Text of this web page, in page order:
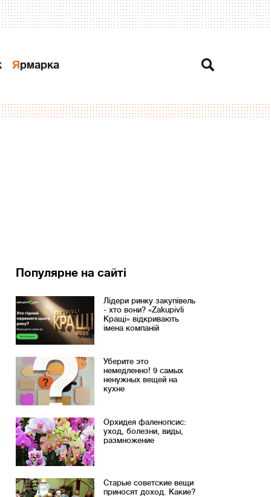
Ярмарка
Популярне на сайті
Лідери ринку закупівель
- хто вони? «Zakupivli
Кращі» відкривають
імена компаній
Уберите это
немедленно! 9 самых
ненужных вещей на
кухне
Орхидея фаленопсис:
уход, болезни, виды,
размножение
Старые советские вещи
приносят доход. Какие?